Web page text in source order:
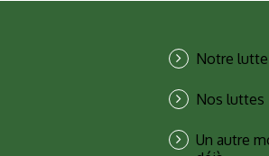
Notre lutte
Nos luttes
Un autre